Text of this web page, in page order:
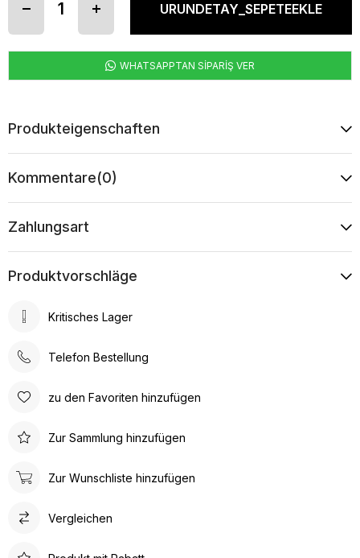
WHATSAPPTAN SİPARİŞ VER
Produkteigenschaften
Kommentare(0)
Zahlungsart
Produktvorschläge
Kritisches Lager
Telefon Bestellung
zu den Favoriten hinzufügen
Zur Sammlung hinzufügen
Zur Wunschliste hinzufügen
Vergleichen